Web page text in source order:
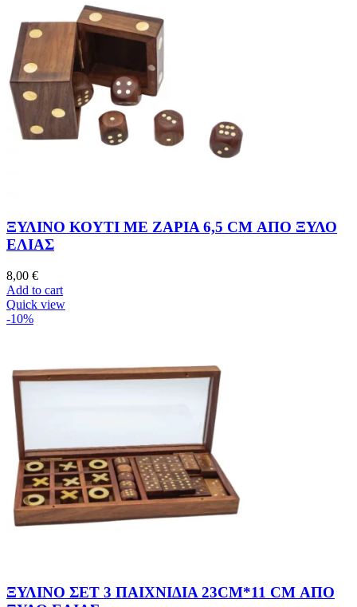
ΞΥΛΙΝΟ ΚΟΥΤΙ ΜΕ ΖΑΡΙΑ 6,5 CM ΑΠΟ ΞΥΛΟ
ΕΛΙΑΣ
8,00 €
Add to cart
Quick view
-10%
ΞΥΛΙΝΟ ΣΕΤ 3 ΠΑΙΧΝΙΔΙΑ 23CM*11 CM ΑΠΟ